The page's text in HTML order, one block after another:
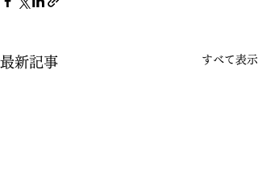
最新記事 すべて表示